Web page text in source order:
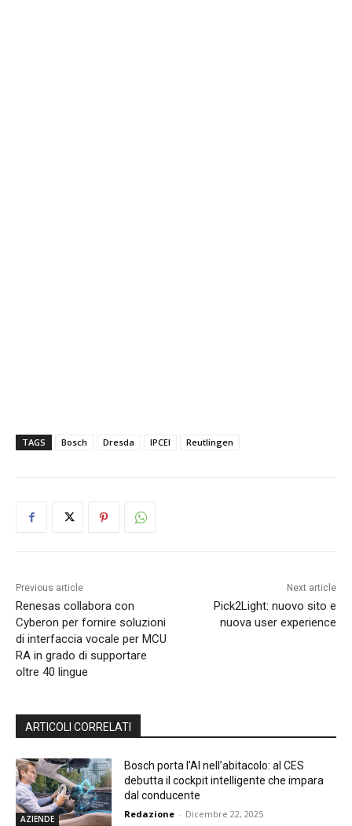
TAGS Bosch Dresda IPCEI Reutlingen
Previous article
Renesas collabora con
Cyberon per fornire soluzioni
di interfaccia vocale per MCU
RA in grado di supportare
oltre 40 lingue
Next article
Pick2Light: nuovo sito e
nuova user experience
ARTICOLI CORRELATI
AZIENDE
Bosch porta l’AI nell’abitacolo: al CES
debutta il cockpit intelligente che impara
dal conducente
Redazione - Dicembre 22, 2025